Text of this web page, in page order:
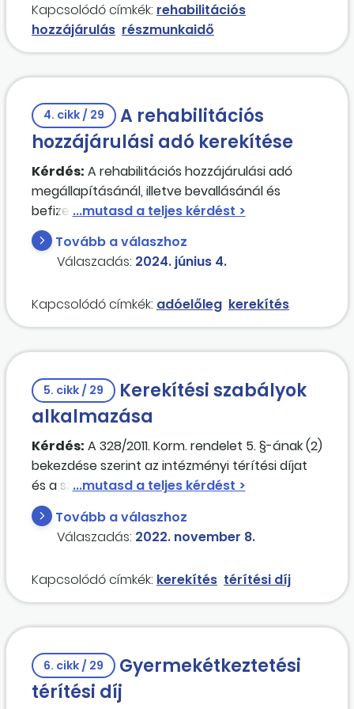
közötti különbözeteket? Amennyiben nem ez a
helyes eljárás, kérjük segítségüket a helyes
gyakorlat ismertetésében.
Kapcsolódó címkék: rehabilitációs
hozzájárulás részmunkaidő
4. cikk / 29
A rehabilitációs
hozzájárulási adó kerekítése
Kérdés: A rehabilitációs hozzájárulási adó
megállapításánál, illetve bevallásánál és
befizetésénél a(z ezerre való)kerekítés
általános szabályait kell alkalmazni, vagy felfelé
kerekítéssel kell eljárni?
Tovább a válaszhoz
Válaszadás: 2024. június 4.
Kapcsolódó címkék: adóelőleg kerekítés
5. cikk / 29
Kerekítési szabályok
alkalmazása
Kérdés: A 328/2011. Korm. rendelet 5. §-ának (2)
bekezdése szerint az intézményi térítési díjat
és a személyi térítési díjat az 1 és 2 forintos
címletű érmék bevonása következtében
szükségeskerekítésszabályairól szóló 2008.
évi III. törvény 2. §-ának megfelelő módon
rendeletben történő meghatározásra
vonatkozik? Tehát a fenntartónak már eleve a
rendeletében kerekítve kell megállapítania a
rendeleti szabályozásra vonatkozik, hanem
csak a tényleges készpénzes fizetéskor
alkalmazandó, utaláskor pedig nem releváns?
Tovább a válaszhoz
Válaszadás: 2022. november 8.
Kapcsolódó címkék: kerekítés térítési díj
6. cikk / 29
Gyermekétkeztetési
térítési díj